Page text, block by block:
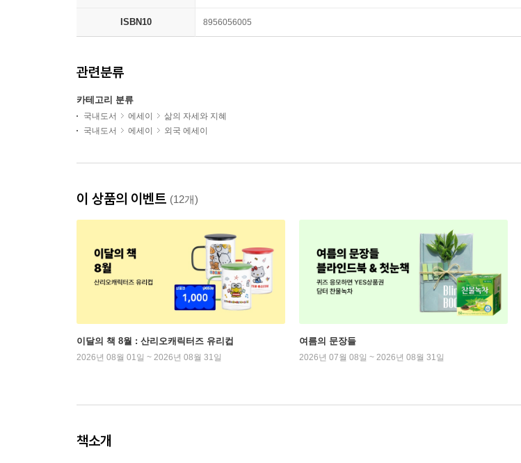
ISBN10 8956056005
관련분류
카테고리 분류
국내도서 에세이
삶의 자세와 지혜
국내도서
에세이 외국 에세이
이 상품의 이벤트 (12개)
이달의 책 8월 : 산리오캐릭터즈 유리컵
2026년 08월 01일 ~ 2026년 08월 31일
여름의 문장들
2026년 07월 08일 ~ 2026년 08월 31일
책소개